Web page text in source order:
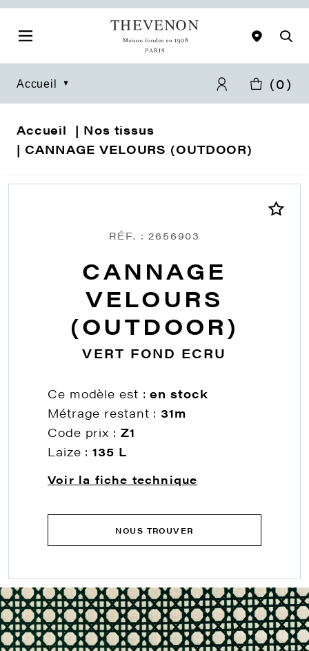
Accueil (0)
Accueil
Nos tissus
CANNAGE VELOURS (OUTDOOR)
RÉF. : 2656903
CANNAGE
VELOURS
(OUTDOOR)
VERT FOND ECRU
Ce modèle est :en stock
Métrage restant :31m
Code prix : Z1
Laize :135 L
Voir la fiche technique
NOUS TROUVER